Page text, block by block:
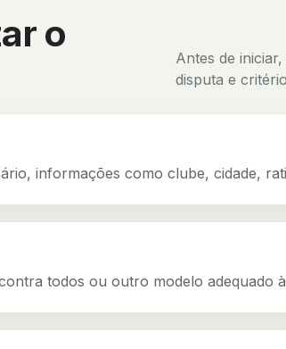
o
Antes de
disputa e
informações como clube, cidade,
todos ou outro modelo adequado